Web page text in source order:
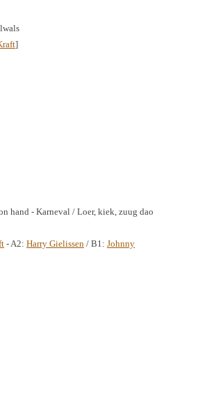
]
hand - Karneval / Loer, kiek, zuug dao
- A2: Harry Gielissen / B1: Johnny